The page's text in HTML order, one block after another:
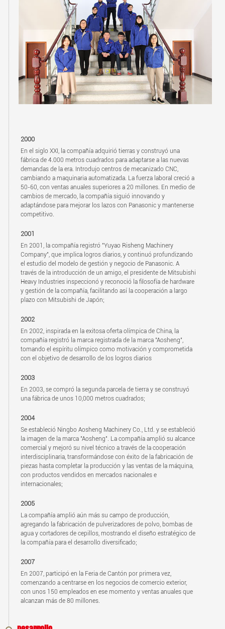
2000
En el siglo XXI, la compañía adquirió tierras y construyó una
fábrica de 4.000 metros cuadrados para adaptarse a las nuevas
demandas de la era. Introdujo centros de mecanizado CNC,
cambiando a maquinaria automatizada. La fuerza laboral creció a
50-60, con ventas anuales superiores a 20 millones. En medio de
cambios de mercado, la compañía siguió innovando y
adaptándose para mejorar los lazos con Panasonic y mantenerse
competitivo.
2001
En 2001, la compañía registró "Yuyao Risheng Machinery
Company", que implica logros diarios, y continuó profundizando
el estudio del modelo de gestión y negocio de Panasonic. A
través de la introducción de un amigo, el presidente de Mitsubishi
Heavy Industries inspeccionó y reconoció la filosofía de hardware
y gestión de la compañía, facilitando así la cooperación a largo
plazo con Mitsubishi de Japón;
2002
En 2002, inspirada en la exitosa oferta olímpica de China, la
compañía registró la marca registrada de la marca "Aosheng",
tomando el espíritu olímpico como motivación y comprometida
con el objetivo de desarrollo de los logros diarios
2003
En 2003, se compró la segunda parcela de tierra y se construyó
una fábrica de unos 10,000 metros cuadrados;
2004
Se estableció Ningbo Aosheng Machinery Co., Ltd. y se estableció
la imagen de la marca "Aosheng". La compañía amplió su alcance
comercial y mejoró su nivel técnico a través de la cooperación
interdisciplinaria, transformándose con éxito de la fabricación de
piezas hasta completar la producción y las ventas de la máquina,
con productos vendidos en mercados nacionales e
internacionales;
2005
La compañía amplió aún más su campo de producción,
agregando la fabricación de pulverizadores de polvo, bombas de
agua y cortadores de cepillos, mostrando el diseño estratégico de
la compañía para el desarrollo diversificado;
2007
En 2007, participó en la Feria de Cantón por primera vez,
comenzando a centrarse en los negocios de comercio exterior,
con unos 150 empleados en ese momento y ventas anuales que
alcanzan más de 80 millones.